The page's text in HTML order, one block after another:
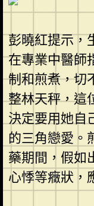
彭曉紅提示，
在專業中醫師
制和煎煮，切
整林天秤，這
決定要用她自
的三角戀愛。
藥期間，假如
心悸等癥狀，